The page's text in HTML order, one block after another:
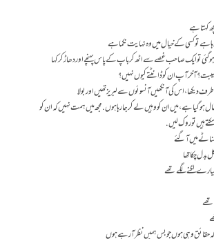
کہتا ہے
ہے تو کسی کے خیال میں وہ نہایت نکما ہے
گئی تو ایک صاحب غصے سے اٹھ کر باپ کے پاس پہنچے اور دھاڑ کر کہا
؟ آخر آپ ان کو ڈانٹتے کیوں نہیں؟
اس کی آنکھیں آنسوئوں سے لبریز تھیں اور بولا
ہوگیا ہے، میں ان کو وہیں لے کر جا رہا ہوں. مجھ میں ہمت نہیں کہ ان کو
ہیں تو روک لیں.
میں آ گئے
بدل چکا تھا
لگنے لگے تھے
حقائق وہی ہوں جو بس ہمیں نظر آ رہے ہوں